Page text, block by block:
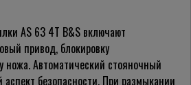
AS 63 4T B&S включают
привод, блокировку
Автоматический стояночный
безопасности. При размыкании